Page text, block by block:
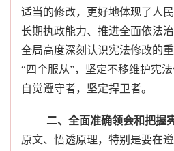
适当的修改，更好地体现了人
长期执政能力、推进全面依法
全局高度深刻认识宪法修改的
“四个服从”，坚定不移维护宪
自觉遵守者，坚定捍卫者。
二、全面准确领会和把握
原文、悟透原理，特别是要在